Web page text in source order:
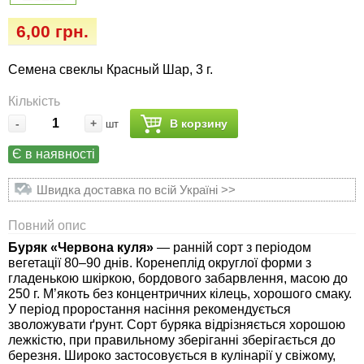
6,00 грн.
Семена свеклы Красный Шар, 3 г.
Кількість
- + шт В корзину
Є в наявності
Швидка доставка по всій Україні >>
Повний опис
Буряк «Червона куля» — ранній сорт з періодом
вегетації 80–90 днів. Коренеплід округлої форми з
гладенькою шкіркою, бордового забарвлення, масою до
250 г. М’якоть без концентричних кілець, хорошого смаку.
У період проростання насіння рекомендується
зволожувати ґрунт. Сорт буряка відрізняється хорошою
лежкістю, при правильному зберіганні зберігається до
березня. Широко застосовується в кулінарії у свіжому,
Семена перца
Семена пряных трав
Семена редиса
Семена салата
Семена свеклы
Семена сельдерея
Удобрения «Сударушка», «Рязаночка»
100 г
Удобрения «Чистый лист» кристаллические
Удобрения «Чистый лист» в палочках
Удобрения «Чистый лист» Успех
Опрыскиватели
Перчатки
Тенты
Средства защиты от тараканов, прусаков,
клопов, блох, домашних и садовых муравьев
Средства защиты от комаров, москитов,
клещей, ос, мошек, слепней